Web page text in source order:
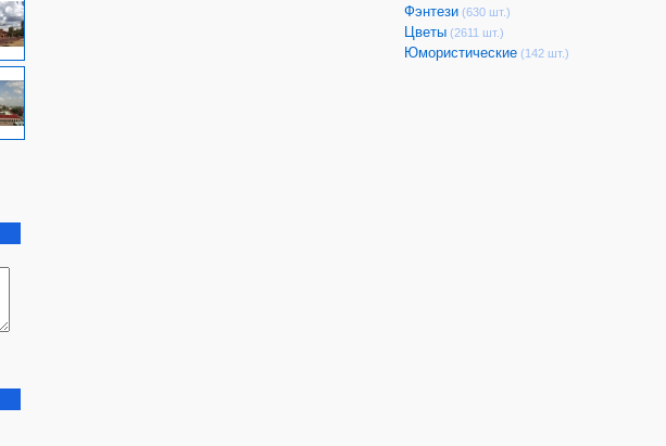
Фэнтези (630 шт.)
Цветы (2611 шт.)
Юмористические (142 шт.)